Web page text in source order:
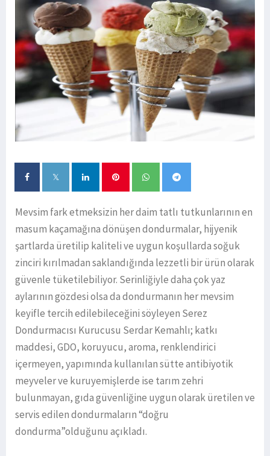
Mevsim fark etmeksizin her daim tatlı tutkunlarının en
masum kaçamağına dönüşen dondurmalar, hijyenik
şartlarda üretilip kaliteli ve uygun koşullarda soğuk
zinciri kırılmadan saklandığında lezzetli bir ürün olarak
güvenle tüketilebiliyor. Serinliğiyle daha çok yaz
aylarının gözdesi olsa da dondurmanın her mevsim
keyifle tercih edilebileceğini söyleyen Serez
Dondurmacısı Kurucusu Serdar Kemahlı; katkı
maddesi, GDO, koruyucu, aroma, renklendirici
içermeyen, yapımında kullanılan sütte antibiyotik
meyveler ve kuruyemişlerde ise tarım zehri
bulunmayan, gıda güvenliğine uygun olarak üretilen ve
servis edilen dondurmaların “doğru
dondurma”olduğunu açıkladı.